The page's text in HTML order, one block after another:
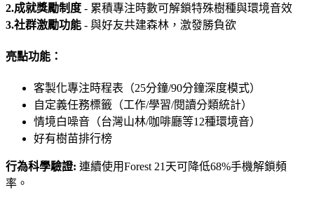
2.成就獎勵制度 - 累積專注時數可解鎖特殊樹種與環境音效
3.社群激勵功能 - 與好友共建森林，激發勝負欲
亮點功能：
客製化專注時程表（25分鐘/90分鐘深度模式）
自定義任務標籤（工作/學習/閱讀分類統計）
情境白噪音（台灣山林/咖啡廳等12種環境音）
好有樹苗排行榜
行為科學驗證: 連續使用Forest 21天可降低68%手機解鎖頻
率。